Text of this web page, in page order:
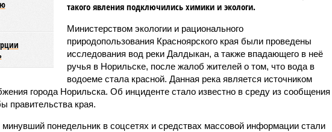
такого явления подключились химики и экологи.
Министерством экологии и рационального
природопользования Красноярского края были проведены
исследования вод реки Далдыкан, а также впадающего в неё
ручья в Норильске, после жалоб жителей о том, что вода в
водоеме стала красной. Данная река является источником
города Норильска. Об инциденте стало известно в среду из сообщения
правительства края.
понедельник в соцсетях и средствах массовой информации стали